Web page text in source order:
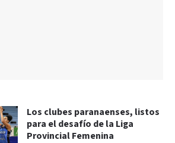
Los clubes paranaenses, listos
para el desafío de la Liga
Provincial Femenina